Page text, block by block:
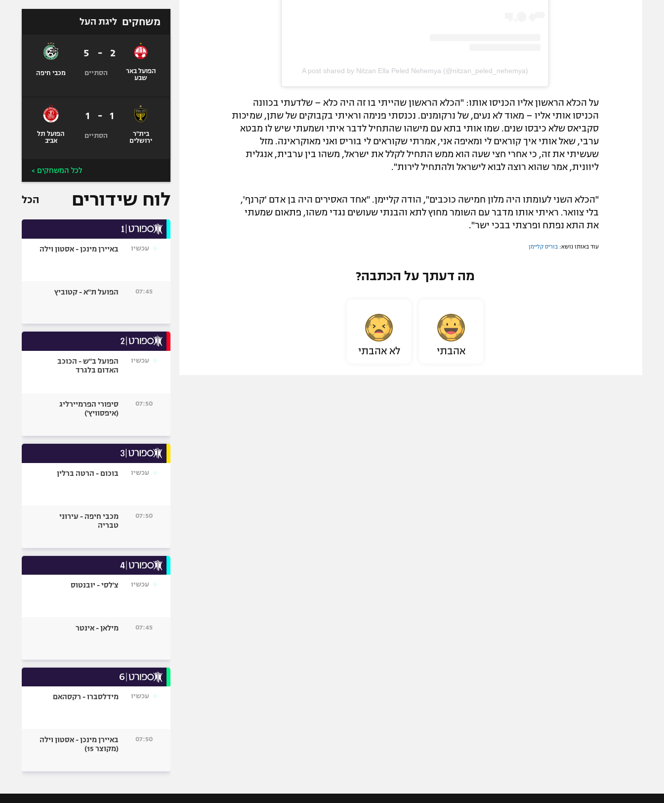
A post shared by Nitzan Ella Peled Nehemya (@nitzan_peled_nehemya)
על הכלא הראשון אליו הכניסו אותו: "הכלא הראשון שהייתי בו זה היה כלא – שלדעתי בכוונה
הכניסו אותי אליו – מאוד לא נעים, של נרקומנים. נכנסתי פנימה וראיתי בקבוקים של שתן, שמיכות
סקביאס שלא כיבסו שנים. שמו אותי בתא עם מישהו שהתחיל לדבר איתי ושמעתי שיש לו מבטא
ערבי, שאל אותי איך קוראים לי ומאיפה אני, אמרתי שקוראים לי בוריס ואני מאוקראינה. מזל
שעשיתי את זה, כי אחרי חצי שעה הוא ממש התחיל לקלל את ישראל, משהו בין ערבית, אנגלית
ליוונית, אמר שהוא רוצה לבוא לישראל ולהתחיל לירות".
"הכלא השני לעומתו היה מלון חמישה כוכבים", הודה קליימן. "אחד האסירים היה בן אדם 'קרנף',
בלי צוואר. ראיתי אותו מדבר עם השומר מחוץ לתא והבנתי שעושים נגדי משהו, פתאום שמעתי
את התא נפתח ופרצתי בבכי ישר".
עוד באותו נושא: בוריס קליימן
מה דעתך על הכתבה?
אהבתי לא אהבתי
משחקים ליגת העל
הפועל באר
שבע
2
-
5
הסתיים מכבי חיפה
בית"ר
ירושלים
1
-
1
הסתיים
הפועל תל
אביב
לכל המשחקים >
לוח שידורים הכל
עכשיו באיירן מינכן - אסטון וילה
07:45 הפועל ת"א - קטוביץ
עכשיו
הפועל ב"ש - הכוכב
האדום בלגרד
07:50
סיפורי הפרמיירליג
(איפסוויץ')
עכשיו בוכום - הרטה ברלין
07:50
מכבי חיפה - עירוני
טבריה
עכשיו צ'לסי - יובנטוס
07:45 מילאן - אינטר
עכשיו מידלסברו - רקסהאם
07:50
באיירן מינכן - אסטון וילה
(מקוצר 15)